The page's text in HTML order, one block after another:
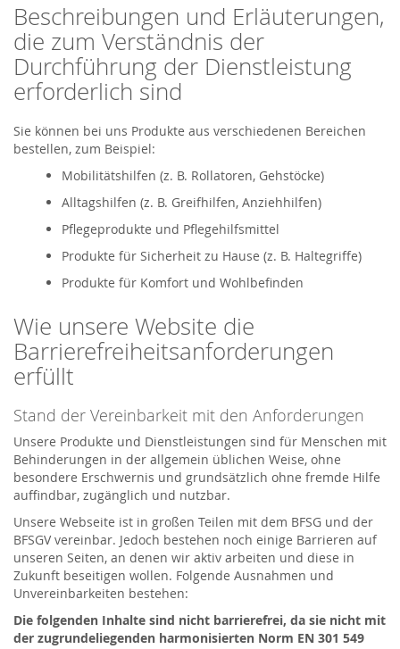
Beschreibungen und Erläuterungen,
die zum Verständnis der
Durchführung der Dienstleistung
erforderlich sind
Sie können bei uns Produkte aus verschiedenen Bereichen
bestellen, zum Beispiel:
Mobilitätshilfen (z. B. Rollatoren, Gehstöcke)
Alltagshilfen (z. B. Greifhilfen, Anziehhilfen)
Pflegeprodukte und Pflegehilfsmittel
Produkte für Sicherheit zu Hause (z. B. Haltegriffe)
Produkte für Komfort und Wohlbefinden
Wie unsere Website die
Barrierefreiheitsanforderungen
erfüllt
Stand der Vereinbarkeit mit den Anforderungen
Unsere Produkte und Dienstleistungen sind für Menschen mit
Behinderungen in der allgemein üblichen Weise, ohne
besondere Erschwernis und grundsätzlich ohne fremde Hilfe
auffindbar, zugänglich und nutzbar.
Unsere Webseite ist in großen Teilen mit dem BFSG und der
BFSGV vereinbar. Jedoch bestehen noch einige Barrieren auf
unseren Seiten, an denen wir aktiv arbeiten und diese in
Zukunft beseitigen wollen. Folgende Ausnahmen und
Unvereinbarkeiten bestehen:
Die folgenden Inhalte sind nicht barrierefrei, da sie nicht mit
der zugrundeliegenden harmonisierten Norm EN 301 549